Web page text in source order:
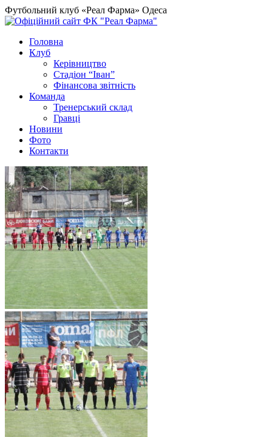
Футбольний клуб «Реал Фарма» Одеса
Головна
Клуб
Керівництво
Стадіон “Іван”
Фінансова звітність
Команда
Тренерський склад
Гравці
Новини
Фото
Контакти